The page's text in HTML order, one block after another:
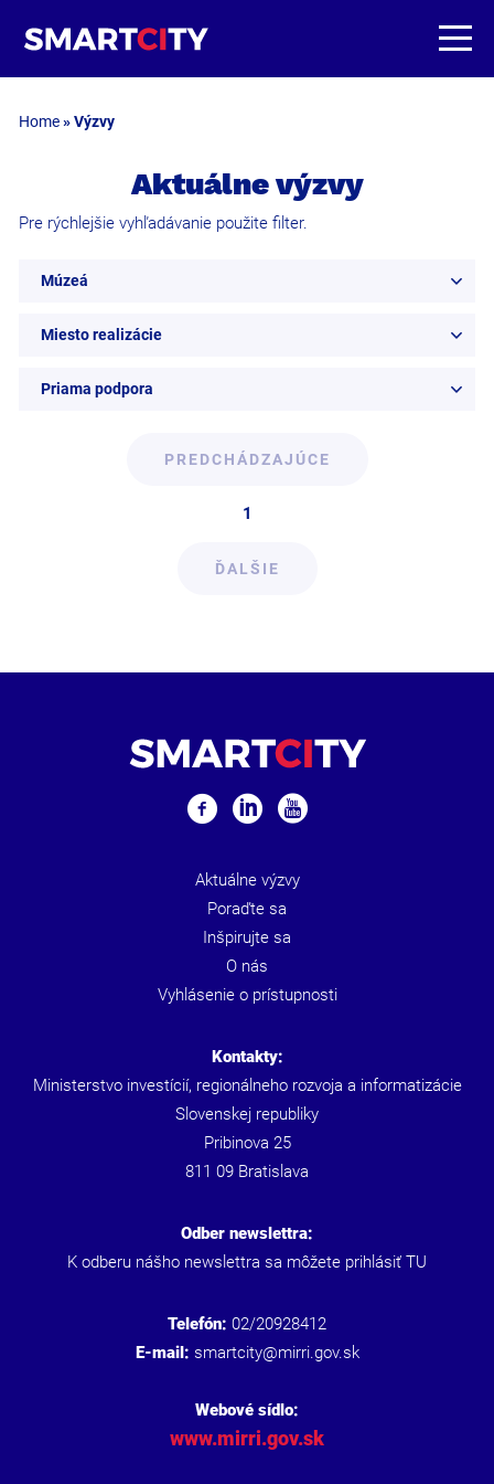
Home»Výzvy
Aktuálne výzvy
Pre rýchlejšie vyhľadávanie použite filter.
Múzeá
Miesto realizácie
Priama podpora
PREDCHÁDZAJÚCE
1
ĎALŠIE
Aktuálne výzvy
Poraďte sa
Inšpirujte sa
O nás
Vyhlásenie o prístupnosti
Kontakty:
Ministerstvo investícií, regionálneho rozvoja a informatizácie
Slovenskej republiky
Pribinova 25
811 09 Bratislava
Odber newslettra:
K odberu nášho newslettra sa môžete prihlásiť TU
Telefón: 02/20928412
E-mail: smartcity@mirri.gov.sk
Webové sídlo:
www.mirri.gov.sk